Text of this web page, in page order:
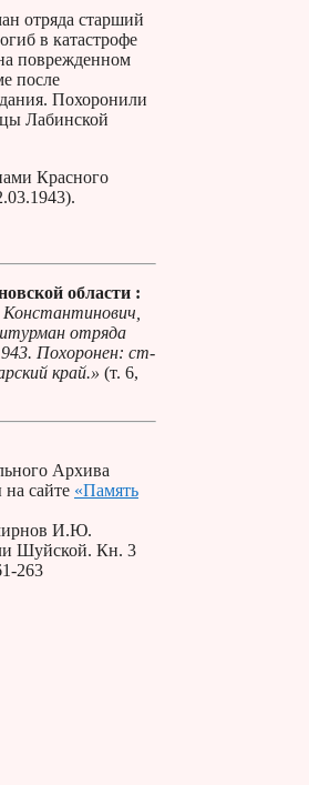
отряда старший
в катастрофе
поврежденном
после
Похоронили
Лабинской
Красного
области :
отряда
Похоронен: ст-
край.» (т. 6,
Архива
сайте «Память
И.Ю.
Шуйской. Кн. 3
263